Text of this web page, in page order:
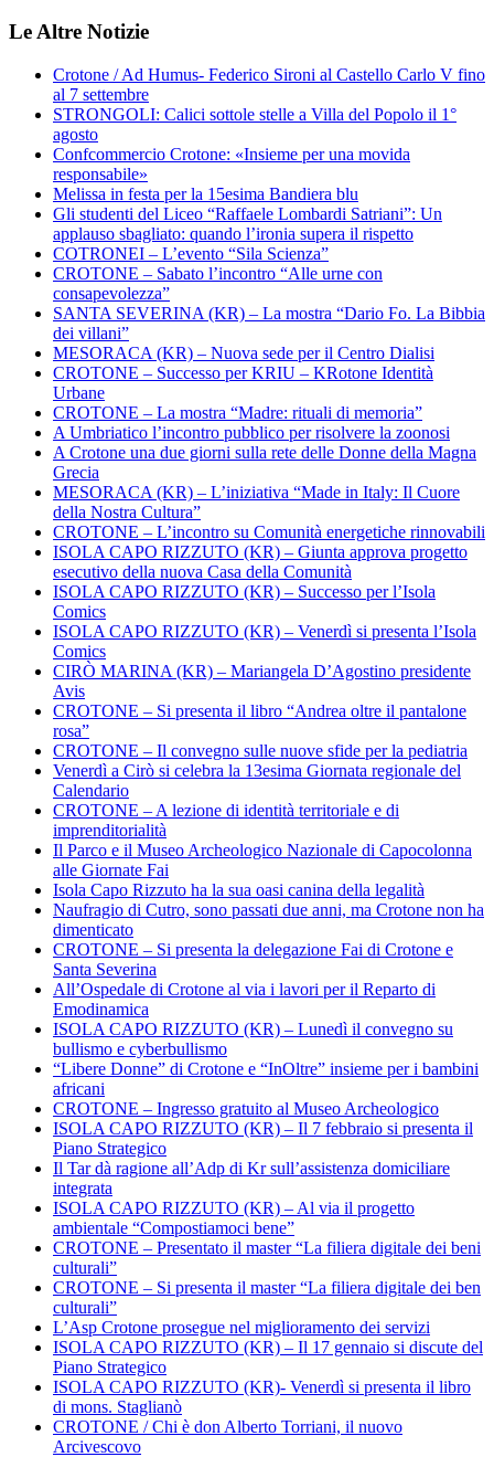
Le Altre Notizie
Crotone / Ad Humus- Federico Sironi al Castello Carlo V fino
al 7 settembre
STRONGOLI: Calici sottole stelle a Villa del Popolo il 1°
agosto
Confcommercio Crotone: «Insieme per una movida
responsabile»
Melissa in festa per la 15esima Bandiera blu
Gli studenti del Liceo “Raffaele Lombardi Satriani”: Un
applauso sbagliato: quando l’ironia supera il rispetto
COTRONEI – L’evento “Sila Scienza”
CROTONE – Sabato l’incontro “Alle urne con
consapevolezza”
SANTA SEVERINA (KR) – La mostra “Dario Fo. La Bibbia
dei villani”
MESORACA (KR) – Nuova sede per il Centro Dialisi
CROTONE – Successo per KRIU – KRotone Identità
Urbane
CROTONE – La mostra “Madre: rituali di memoria”
A Umbriatico l’incontro pubblico per risolvere la zoonosi
A Crotone una due giorni sulla rete delle Donne della Magna
Grecia
MESORACA (KR) – L’iniziativa “Made in Italy: Il Cuore
della Nostra Cultura”
CROTONE – L’incontro su Comunità energetiche rinnovabili
ISOLA CAPO RIZZUTO (KR) – Giunta approva progetto
esecutivo della nuova Casa della Comunità
ISOLA CAPO RIZZUTO (KR) – Successo per l’Isola
Comics
ISOLA CAPO RIZZUTO (KR) – Venerdì si presenta l’Isola
Comics
CIRÒ MARINA (KR) – Mariangela D’Agostino presidente
Avis
CROTONE – Si presenta il libro “Andrea oltre il pantalone
rosa”
CROTONE – Il convegno sulle nuove sfide per la pediatria
Venerdì a Cirò si celebra la 13esima Giornata regionale del
Calendario
CROTONE – A lezione di identità territoriale e di
imprenditorialità
Il Parco e il Museo Archeologico Nazionale di Capocolonna
alle Giornate Fai
Isola Capo Rizzuto ha la sua oasi canina della legalità
Naufragio di Cutro, sono passati due anni, ma Crotone non ha
dimenticato
CROTONE – Si presenta la delegazione Fai di Crotone e
Santa Severina
All’Ospedale di Crotone al via i lavori per il Reparto di
Emodinamica
ISOLA CAPO RIZZUTO (KR) – Lunedì il convegno su
bullismo e cyberbullismo
“Libere Donne” di Crotone e “InOltre” insieme per i bambini
africani
CROTONE – Ingresso gratuito al Museo Archeologico
ISOLA CAPO RIZZUTO (KR) – Il 7 febbraio si presenta il
Piano Strategico
Il Tar dà ragione all’Adp di Kr sull’assistenza domiciliare
integrata
ISOLA CAPO RIZZUTO (KR) – Al via il progetto
ambientale “Compostiamoci bene”
CROTONE – Presentato il master “La filiera digitale dei beni
culturali”
CROTONE – Si presenta il master “La filiera digitale dei ben
culturali”
L’Asp Crotone prosegue nel miglioramento dei servizi
ISOLA CAPO RIZZUTO (KR) – Il 17 gennaio si discute del
Piano Strategico
ISOLA CAPO RIZZUTO (KR)- Venerdì si presenta il libro
di mons. Staglianò
CROTONE / Chi è don Alberto Torriani, il nuovo
Arcivescovo